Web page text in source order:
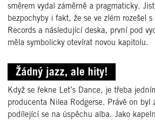
směrem vydal záměrně a pragmaticky.
bezpochyby i fakt, že se ve zlém rozešel s
Records a následující deska, první pod
měla symbolicky otevírat novou kapitolu.
Žádný jazz, ale hity!
Když se řekne Let’s Dance, je třeba
producenta Nilea Rodgerse. Právě on byl
podílející se na úspěchu alba. Jako